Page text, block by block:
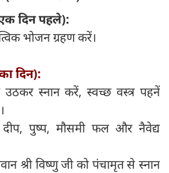
दिन पहले):
भोजन ग्रहण करें।
दिन):
स्नान करें, स्वच्छ वस्त्र पहनें
पुष्प, मौसमी फल और नैवेद्य
श्री विष्णु जी को पंचामृत से स्नान